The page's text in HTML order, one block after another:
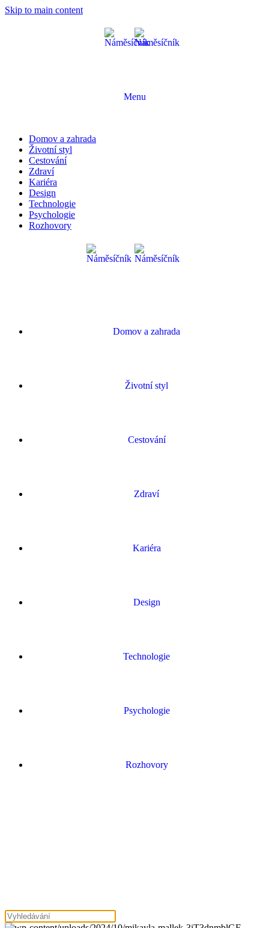
Skip to main content
Menu
Domov a zahrada
Životní styl
Cestování
Zdraví
Kariéra
Design
Technologie
Psychologie
Rozhovory
Domov a zahrada
Životní styl
Cestování
Zdraví
Kariéra
Design
Technologie
Psychologie
Rozhovory